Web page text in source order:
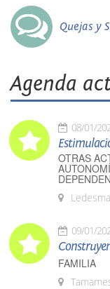
Quejas y
Agenda
08/01/
OTRAS
Ledesma
09/01/
FAMILIA